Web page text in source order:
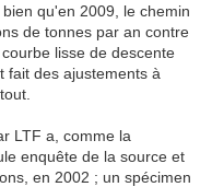
qu'en 2009, le chemin
de tonnes par an contre
lisse de descente
fait des ajustements à
LTF a, comme la
enquête de la source et
en 2002 ; un spécimen